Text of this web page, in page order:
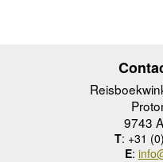
9743
T: +31
E: